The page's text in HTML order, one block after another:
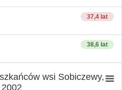
37,4 lat
38,6 lat
wsi Sobiczewy,
2002